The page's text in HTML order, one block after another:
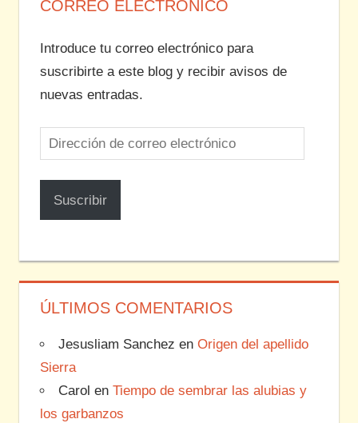
CORREO ELECTRÓNICO
Introduce tu correo electrónico para
suscribirte a este blog y recibir avisos de
nuevas entradas.
Dirección
de
correo
electrónico
Suscribir
ÚLTIMOS COMENTARIOS
Jesusliam Sanchez en Origen del apellido
Sierra
Carol en Tiempo de sembrar las alubias y
los garbanzos